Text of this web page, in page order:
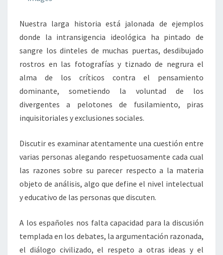
Nuestra larga historia está jalonada de ejemplos
donde la intransigencia ideológica ha pintado de
sangre los dinteles de muchas puertas, desdibujado
rostros en las fotografías y tiznado de negrura el
alma de los críticos contra el pensamiento
dominante, sometiendo la voluntad de los
divergentes a pelotones de fusilamiento, piras
inquisitoriales y exclusiones sociales.
Discutir es examinar atentamente una cuestión entre
varias personas alegando respetuosamente cada cual
las razones sobre su parecer respecto a la materia
objeto de análisis, algo que define el nivel intelectual
y educativo de las personas que discuten.
A los españoles nos falta capacidad para la discusión
templada en los debates, la argumentación razonada,
el diálogo civilizado, el respeto a otras ideas y el